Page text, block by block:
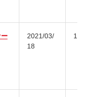
2021/03/
18